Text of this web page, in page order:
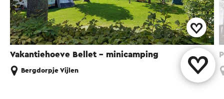
Vakantiehoeve Bellet - minicamping
Bergdorpje Vijlen